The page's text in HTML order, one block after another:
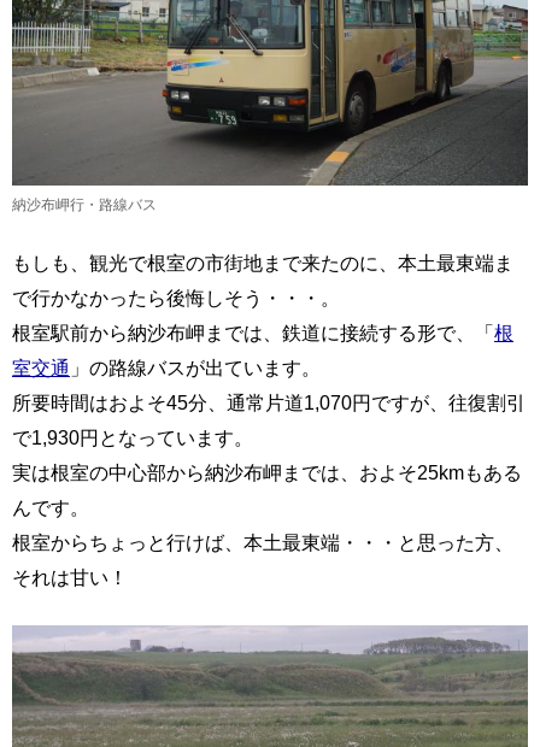
納沙布岬行・路線バス
もしも、観光で根室の市街地まで来たのに、本土最東端ま
で行かなかったら後悔しそう・・・。
根室駅前から納沙布岬までは、鉄道に接続する形で、「根
室交通 」の路線バスが出ています。
所要時間はおよそ45分、通常片道1,070円ですが、往復割引
で1,930円となっています。
実は根室の中心部から納沙布岬までは、およそ25kmもある
んです。
根室からちょっと行けば、本土最東端・・・と思った方、
それは甘い！